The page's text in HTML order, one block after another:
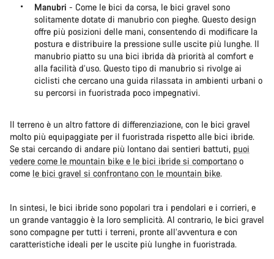
Manubri - Come le bici da corsa, le bici gravel sono
solitamente dotate di manubrio con pieghe. Questo design
offre più posizioni delle mani, consentendo di modificare la
postura e distribuire la pressione sulle uscite più lunghe. Il
manubrio piatto su una bici ibrida dà priorità al comfort e
alla facilità d’uso. Questo tipo di manubrio si rivolge ai
ciclisti che cercano una guida rilassata in ambienti urbani o
su percorsi in fuoristrada poco impegnativi.
Il terreno è un altro fattore di differenziazione, con le bici gravel
molto più equipaggiate per il fuoristrada rispetto alle bici ibride.
Se stai cercando di andare più lontano dai sentieri battuti, puoi
vedere come le mountain bike e le bici ibride si comportano o
come le bici gravel si confrontano con le mountain bike.
In sintesi, le bici ibride sono popolari tra i pendolari e i corrieri, e
un grande vantaggio è la loro semplicità. Al contrario, le bici gravel
sono compagne per tutti i terreni, pronte all’avventura e con
caratteristiche ideali per le uscite più lunghe in fuoristrada.